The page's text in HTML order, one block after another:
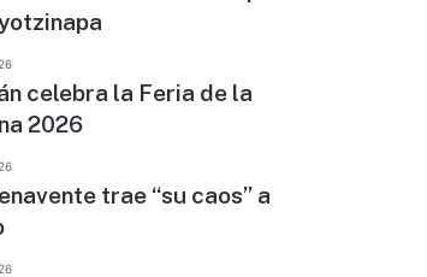
celebra la Feria de la
2026
trae “su caos” a